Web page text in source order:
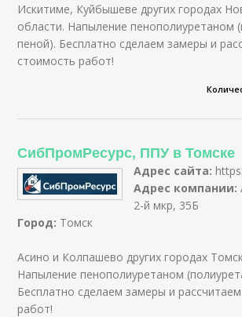
Искитиме, Куйбышеве других городах
области. Напыление пенополиуретаном
пеной). Бесплатно сделаем замеры и
стоимость работ!
СибПромРесурс, ППУ в Томске
Адрес сайта:
Адрес компании:
2-й мкр, 35Б
Город: Томск
Асино и Колпашево других городах
Напыление пенополиуретаном
Бесплатно сделаем замеры и
работ!